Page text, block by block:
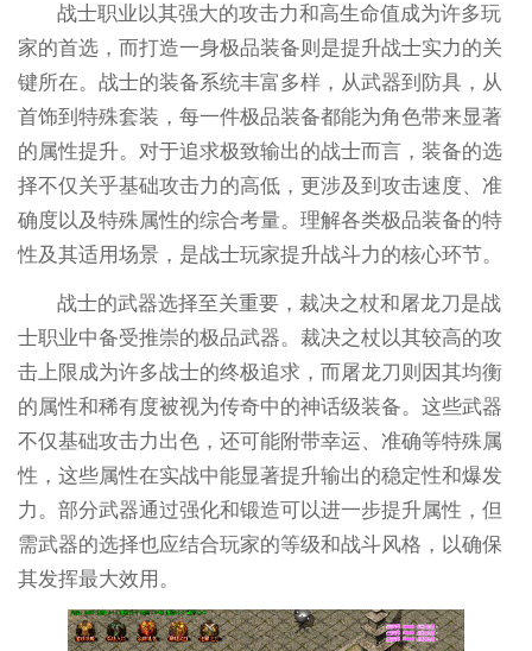
战士职业以其强大的攻击力和高生命值成为许多玩
家的首选，而打造一身极品装备则是提升战士实力的关
键所在。战士的装备系统丰富多样，从武器到防具，从
首饰到特殊套装，每一件极品装备都能为角色带来显著
的属性提升。对于追求极致输出的战士而言，装备的选
择不仅关乎基础攻击力的高低，更涉及到攻击速度、准
确度以及特殊属性的综合考量。理解各类极品装备的特
性及其适用场景，是战士玩家提升战斗力的核心环节。
战士的武器选择至关重要，裁决之杖和屠龙刀是战
士职业中备受推崇的极品武器。裁决之杖以其较高的攻
击上限成为许多战士的终极追求，而屠龙刀则因其均衡
的属性和稀有度被视为传奇中的神话级装备。这些武器
不仅基础攻击力出色，还可能附带幸运、准确等特殊属
性，这些属性在实战中能显著提升输出的稳定性和爆发
力。部分武器通过强化和锻造可以进一步提升属性，但
需武器的选择也应结合玩家的等级和战斗风格，以确保
其发挥最大效用。